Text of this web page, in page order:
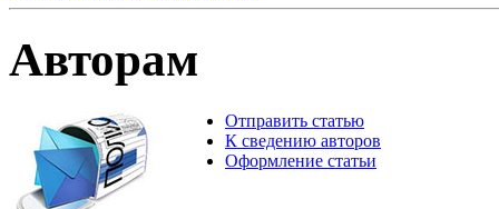
Авторам
Отправить статью
К сведению авторов
Оформление статьи